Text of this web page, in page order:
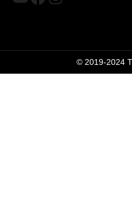
© 2019-2024